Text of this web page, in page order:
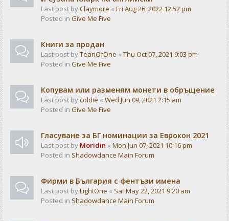
Last post byClaymore « Fri Aug 26, 2022 12:52 pm
Posted in Give Me Five
Книги за продан
Last post byTeanOfOne « Thu Oct 07, 2021 9:03 pm
Posted in Give Me Five
Копувам или разменям монети в обръщение
Last post bycoldie « Wed Jun 09, 2021 2:15 am
Posted in Give Me Five
Гласуване за БГ номинации за Еврокон 2021
Last post by Moridin « Mon Jun 07, 2021 10:16 pm
Posted in Shadowdance Main Forum
Фирми в България с фентъзи имена
Last post byLightOne « Sat May 22, 2021 9:20 am
Posted in Shadowdance Main Forum